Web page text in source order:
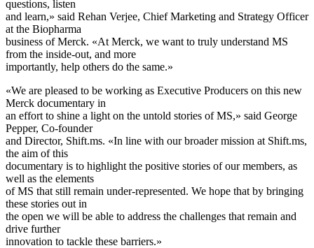
questions, listen
and learn,» said Rehan Verjee, Chief Marketing and Strategy Officer
at the Biopharma
business of Merck. «At Merck, we want to truly understand MS
from the inside-out, and more
importantly, help others do the same.»
«We are pleased to be working as Executive Producers on this new
Merck documentary in
an effort to shine a light on the untold stories of MS,» said George
Pepper, Co-founder
and Director, Shift.ms. «In line with our broader mission at Shift.ms,
the aim of this
documentary is to highlight the positive stories of our members, as
well as the elements
of MS that still remain under-represented. We hope that by bringing
these stories out in
the open we will be able to address the challenges that remain and
drive further
innovation to tackle these barriers.»